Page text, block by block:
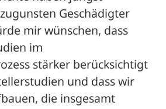
Geschädigter
mir wünschen, dass
im
stärker berücksichtigt
und dass wir
die insgesamt